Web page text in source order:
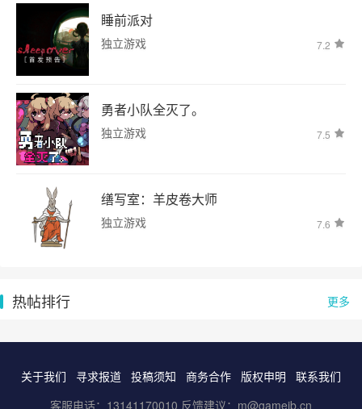
睡前派对
独立游戏 7.2
勇者小队全灭了。
独立游戏 7.5
缮写室：羊皮卷大师
独立游戏 7.6
更多
热帖排行
关于我们 寻求报道 投稿须知 商务合作 版权申明
联系我们
客服电话：13141170010 反馈建议：m@gameib.cn